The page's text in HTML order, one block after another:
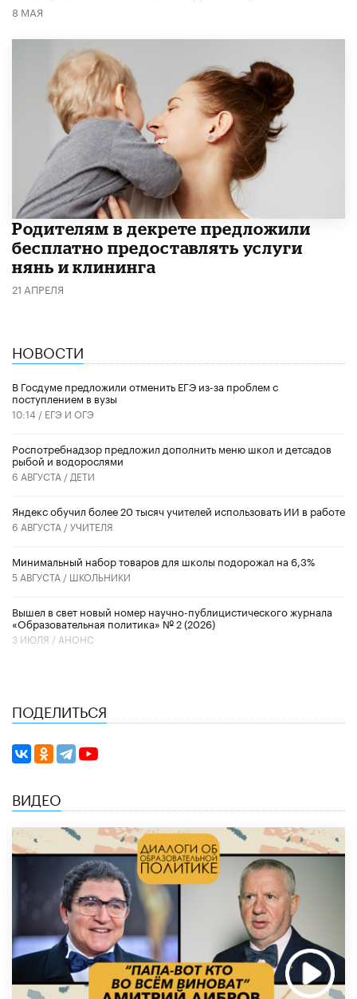
8 МАЯ
Родителям в декрете предложили
бесплатно предоставлять услуги
нянь и клининга
21 АПРЕЛЯ
НОВОСТИ
В Госдуме предложили отменить ЕГЭ из-за проблем с
поступлением в вузы
10:14 / ЕГЭ И ОГЭ
Роспотребнадзор предложил дополнить меню школ и детсадов
рыбой и водорослями
6 АВГУСТА / ДЕТИ
​Яндекс обучил более 20 тысяч учителей использовать ИИ в работе
6 АВГУСТА /УЧИТЕЛЯ
Минимальный набор товаров для школы подорожал на 6,3%
5 АВГУСТА / ШКОЛЬНИКИ
Вышел в свет новый номер научно-публицистического журнала
«Образовательная политика» № 2 (2026)
3 ИЮЛЯ / АНОНС
ПОДЕЛИТЬСЯ
ВИДЕО